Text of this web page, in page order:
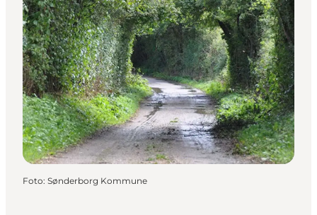
Foto: Sønderborg Kommune